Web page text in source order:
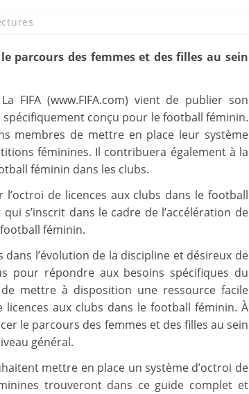
parcours des femmes et des filles au sein
FIFA (www.FIFA.com) vient de publier son
conçu pour le football féminin.
membres de mettre en place leur système
féminines. Il contribuera également à la
féminin dans les clubs.
de licences aux clubs dans le football
s’inscrit dans le cadre de l’accélération de
féminin.
l’évolution de la discipline et désireux de
pour répondre aux besoins spécifiques du
mettre à disposition une ressource facile
licences aux clubs dans le football féminin. À
le parcours des femmes et des filles au sein
général.
mettre en place un système d’octroi de
trouveront dans ce guide complet et